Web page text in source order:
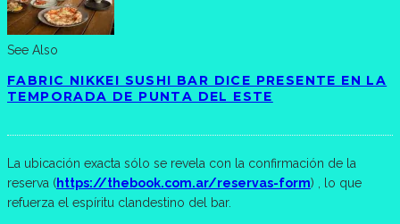
See Also
FABRIC NIKKEI SUSHI BAR DICE PRESENTE EN LA
TEMPORADA DE PUNTA DEL ESTE
La ubicación exacta sólo se revela con la confirmación de la
reserva (https://thebook.com.ar/reservas-form) , lo que
refuerza el espíritu clandestino del bar.